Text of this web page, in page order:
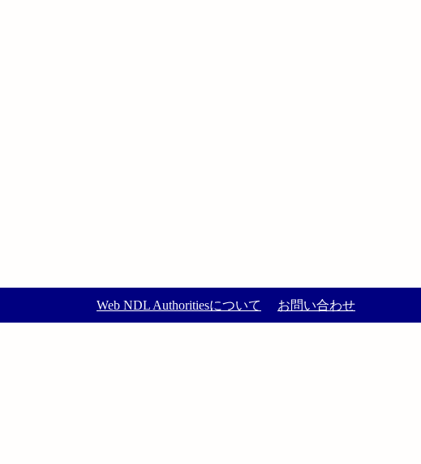
Web NDL Authoritiesについて お問い合わせ